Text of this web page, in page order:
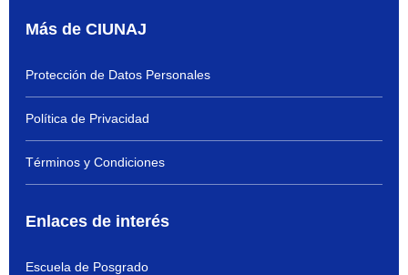
Más de CIUNAJ
Protección de Datos Personales
Política de Privacidad
Términos y Condiciones
Enlaces de interés
Escuela de Posgrado